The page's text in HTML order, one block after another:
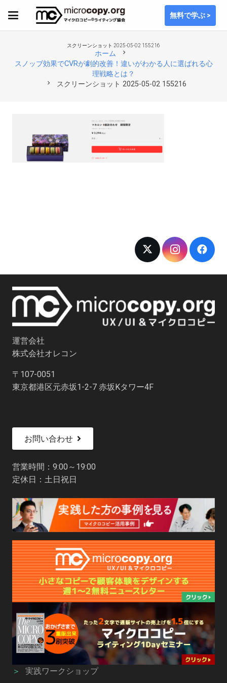
無料で学ぶ >
スクリーンショット 2025-05-02 155216
ホーム chevron_right
スノッブ効果でCVRが劇的改善！違いがわかる人に選ばれる心
理戦略とは？
chevron_right スクリーンショット 2025-05-02 155216
運営会社
株式会社オレコン
〒107-0051
東京都港区元赤坂1-2-7 赤坂Kタワー4F
お問い合わせ
営業時間：9:00～19:00
定休日：土日祝日
＞
実践ワークショップ